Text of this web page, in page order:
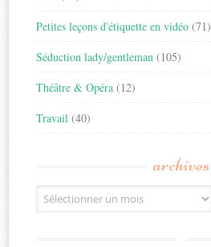
Petites leçons d'étiquette en vidéo (71)
Séduction lady/gentleman (105)
Théâtre & Opéra (12)
Travail (40)
archives
Archives